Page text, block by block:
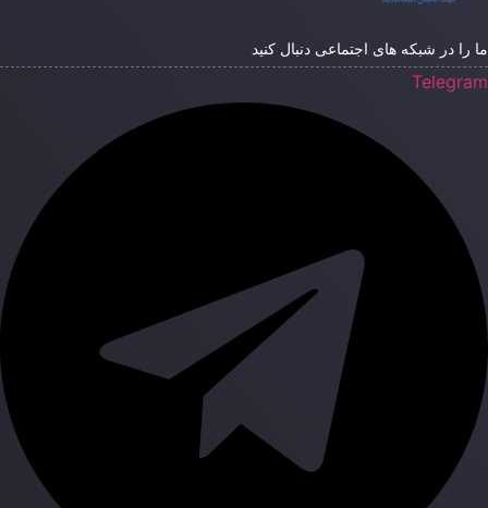
را در شبکه های اجتماعی دنبال کنید